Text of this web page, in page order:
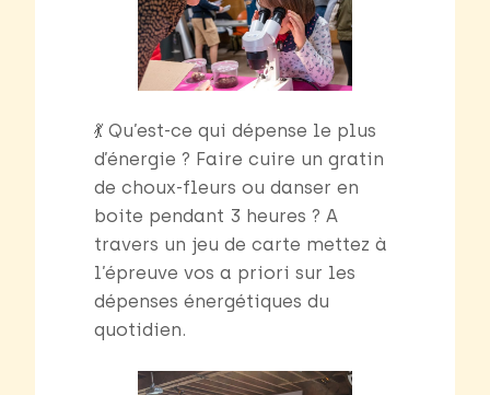
💃 Qu’est-ce qui dépense le plus
d’énergie ? Faire cuire un gratin
de choux-fleurs ou danser en
boite pendant 3 heures ? A
travers un jeu de carte mettez à
l’épreuve vos a priori sur les
dépenses énergétiques du
quotidien.